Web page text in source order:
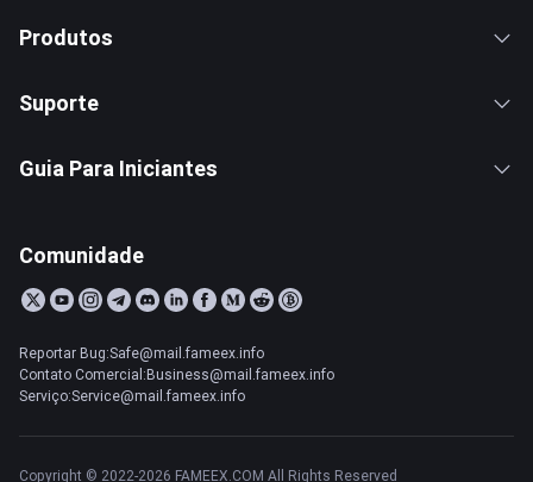
Produtos
Suporte
Guia Para Iniciantes
Comunidade
Reportar Bug:Safe@mail.fameex.info
Contato Comercial:Business@mail.fameex.info
Serviço:Service@mail.fameex.info
Copyright © 2022-2026 FAMEEX.COM All Rights Reserved